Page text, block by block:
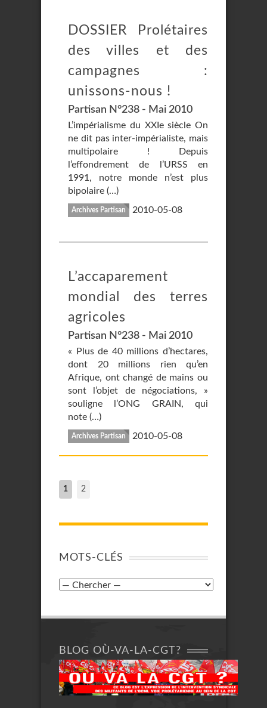
DOSSIER Prolétaires
des villes et des
campagnes :
unissons-nous !
Partisan N°238 - Mai 2010
L’impérialisme du XXIe siècle On
ne dit pas inter-impérialiste, mais
multipolaire ! Depuis
l’effondrement de l’URSS en
1991, notre monde n’est plus
bipolaire (…)
Archives Partisan 2010-05-08
L’accaparement
mondial des terres
agricoles
Partisan N°238 - Mai 2010
« Plus de 40 millions d’hectares,
dont 20 millions rien qu’en
Afrique, ont changé de mains ou
sont l’objet de négociations, »
souligne l’ONG GRAIN, qui
note (…)
Archives Partisan 2010-05-08
1 2
MOTS-CLÉS
BLOG OÙ-VA-LA-CGT?